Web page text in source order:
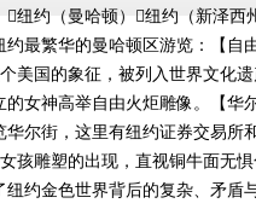
纽约（曼哈顿）纽约（新泽西
约最繁华的曼哈顿区游览：【自
美国的象征，被列入世界文化
的女神高举自由火炬雕像。【
华尔街，这里有纽约证券交易
孩雕塑的出现，直视铜牛面无
纽约金色世界背后的复杂、矛盾